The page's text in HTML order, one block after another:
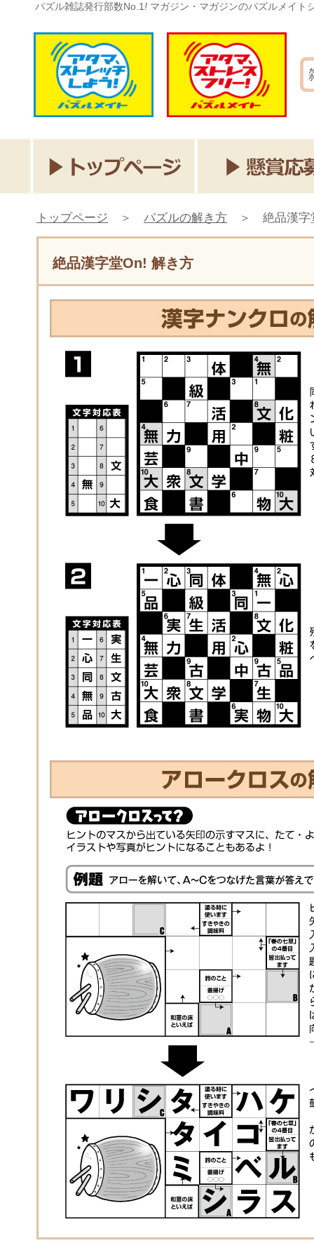
パズル雑誌発行部数No.1 ! マガジン・マガジンのパズルメイト
トップページ ＞ パズルの解き方 ＞ 絶品漢字
絶品漢字堂On! 解き方